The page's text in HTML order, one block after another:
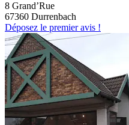
8 Grand’Rue
67360 Durrenbach
Déposez le premier avis !